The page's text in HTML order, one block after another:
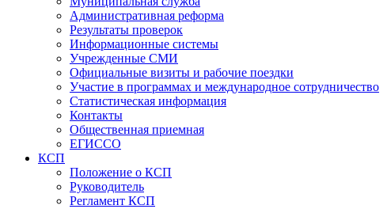
Административная реформа
Результаты проверок
Информационные системы
Учрежденные СМИ
Официальные визиты и рабочие поездки
Участие в программах и международное сотрудничество
Статистическая информация
Контакты
Общественная приемная
ЕГИССО
КСП
Положение о КСП
Руководитель
Регламент КСП